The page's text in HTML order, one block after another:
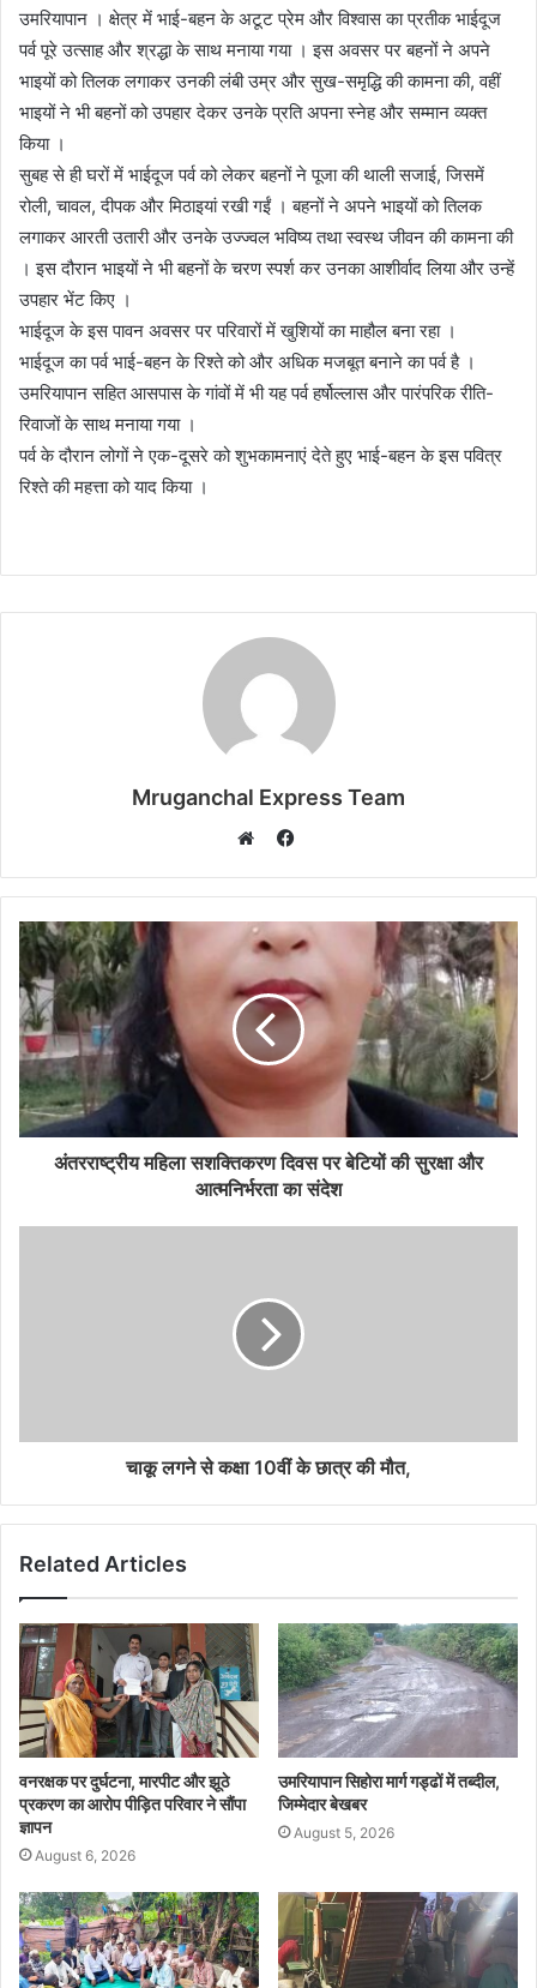
उमरियापान । क्षेत्र में भाई-बहन के अटूट प्रेम और विश्वास का प्रतीक भाईदूज
पर्व पूरे उत्साह और श्रद्धा के साथ मनाया गया । इस अवसर पर बहनों ने अपने
भाइयों को तिलक लगाकर उनकी लंबी उम्र और सुख-समृद्धि की कामना की, वहीं
भाइयों ने भी बहनों को उपहार देकर उनके प्रति अपना स्नेह और सम्मान व्यक्त
किया ।
सुबह से ही घरों में भाईदूज पर्व को लेकर बहनों ने पूजा की थाली सजाई, जिसमें
रोली, चावल, दीपक और मिठाइयां रखी गईं । बहनों ने अपने भाइयों को तिलक
लगाकर आरती उतारी और उनके उज्ज्वल भविष्य तथा स्वस्थ जीवन की कामना की
। इस दौरान भाइयों ने भी बहनों के चरण स्पर्श कर उनका आशीर्वाद लिया और उन्हें
उपहार भेंट किए ।
भाईदूज के इस पावन अवसर पर परिवारों में खुशियों का माहौल बना रहा ।
भाईदूज का पर्व भाई-बहन के रिश्ते को और अधिक मजबूत बनाने का पर्व है ।
उमरियापान सहित आसपास के गांवों में भी यह पर्व हर्षोल्लास और पारंपरिक रीति-
रिवाजों के साथ मनाया गया ।
पर्व के दौरान लोगों ने एक-दूसरे को शुभकामनाएं देते हुए भाई-बहन के इस पवित्र
रिश्ते की महत्ता को याद किया ।
Mruganchal Express Team
Facebook
अंतरराष्ट्रीय महिला सशक्तिकरण दिवस पर बेटियों की सुरक्षा और
आत्मनिर्भरता का संदेश
चाकू लगने से कक्षा 10वीं के छात्र की मौत,
Related Articles
वनरक्षक पर दुर्घटना, मारपीट और झूठे
प्रकरण का आरोप पीड़ित परिवार ने सौंपा
ज्ञापन
August 6, 2026
उमरियापान सिहोरा मार्ग गड्ढों में तब्दील,
जिम्मेदार बेखबर
August 5, 2026